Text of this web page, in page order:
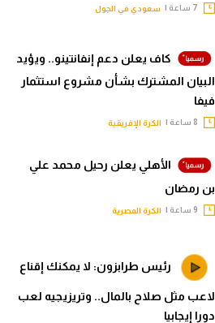
سعودي في الجول
كاف يعلن دعم إنفانتينو.. ويؤيد
البيان المشترك بشأن مشروع استثمار
فيفا
الكرة الإفريقية
الأهلي يعلن رحيل محمد علي
بن رمضان
الكرة المصرية
رئيس طرابزون: لا يمكنك إقناع
لاعب مثل صلاح بالمال.. وتريزيجيه لعب
دورا إيجابيا